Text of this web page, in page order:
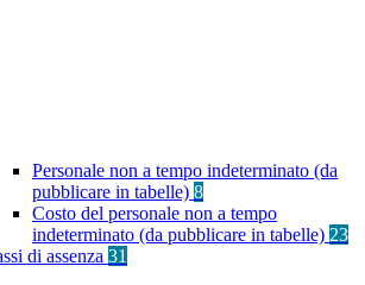
Personale non a tempo indeterminato (da
pubblicare in tabelle) 8
Costo del personale non a tempo
indeterminato (da pubblicare in tabelle) 23
di assenza 31